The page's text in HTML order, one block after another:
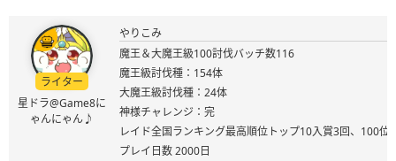
ライター
星ドラ@Game8に
ゃんにゃん♪
やりこみ
魔王＆大魔王級100討伐バッチ数116
魔王級討伐種：154体
大魔王級討伐種：24体
神様チャレンジ：完
レイド全国ランキング最高順位トップ10入賞3回、100位
プレイ日数 2000日